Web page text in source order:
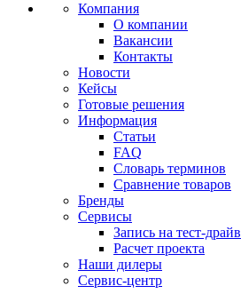
Компания
О компании
Вакансии
Контакты
Новости
Кейсы
Готовые решения
Информация
Статьи
FAQ
Словарь терминов
Сравнение товаров
Бренды
Сервисы
Запись на тест-драйв
Расчет проекта
Наши дилеры
Сервис-центр